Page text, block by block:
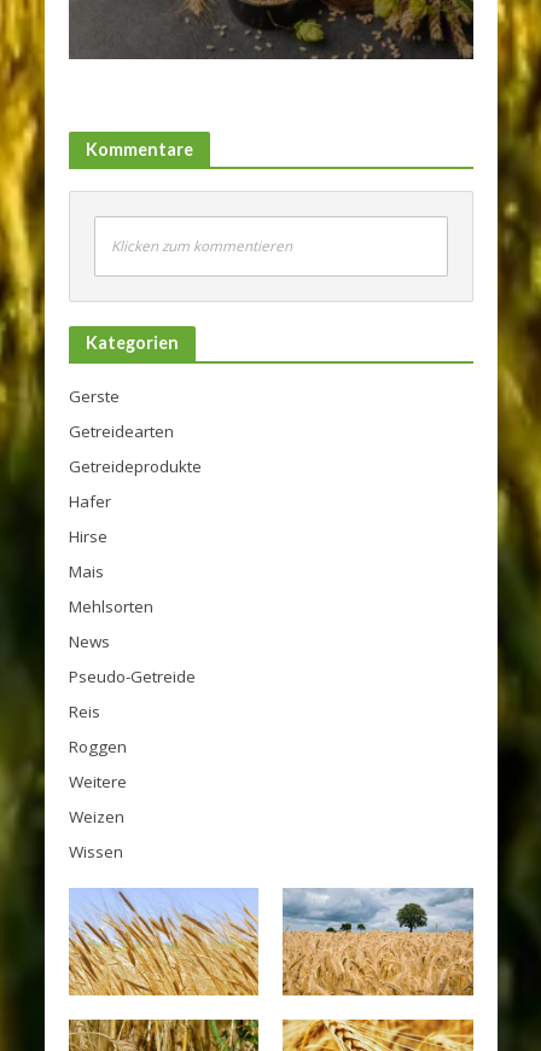
Kommentare
Klicken zum kommentieren
Kategorien
Gerste
Getreidearten
Getreideprodukte
Hafer
Hirse
Mais
Mehlsorten
News
Pseudo-Getreide
Reis
Roggen
Weitere
Weizen
Wissen